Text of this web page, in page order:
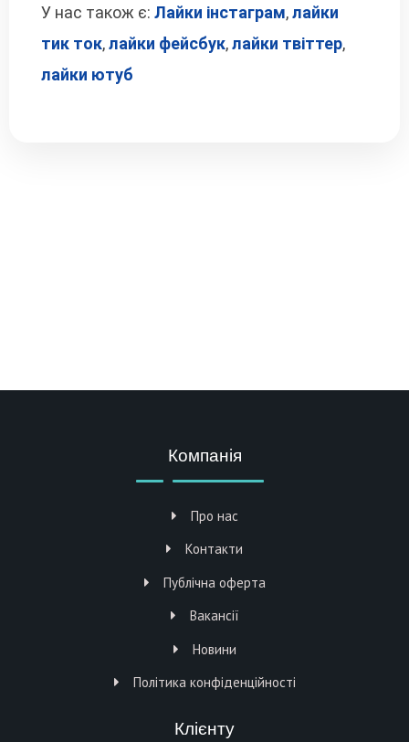
У нас також є: Лайки інстаграм,лайки
тик ток,лайки фейсбук,лайки твіттер,
лайки ютуб
Компанія
Про нас
Контакти
Публічна оферта
Вакансії
Новини
Політика конфіденційності
Клієнту